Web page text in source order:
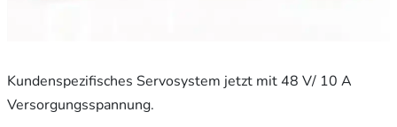
Kundenspezifisches Servosystem jetzt mit 48 V/ 10 A
Versorgungsspannung.